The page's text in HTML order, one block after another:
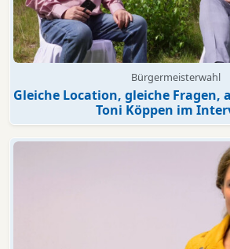
Bürgermeisterwahl
Gleiche Location, gleiche Fragen,
Toni Köppen im